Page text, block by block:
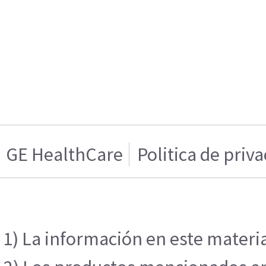
GE HealthCare Politica de
1) La información en este